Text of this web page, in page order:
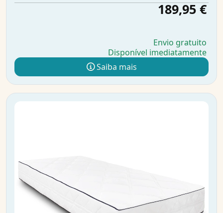
189,95 €
Envio gratuito
Disponível imediatamente
Saiba mais